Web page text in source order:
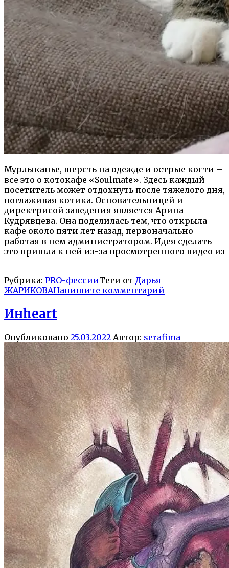
Мурлыканье, шерсть на одежде и острые когти –
все это о котокафе «Soulmate». Здесь каждый
посетитель может отдохнуть после тяжелого дня,
поглаживая котика. Основательницей и
директрисой заведения является Арина
Кудрявцева. Она поделилась тем, что открыла
кафе около пяти лет назад, первоначально
работая в нем администратором. Идея сделать
это пришла к ней из-за просмотренного видео из
Рубрика: PRO-фессииТеги от Дарья
ЖАРИКОВАНапишите комментарий
Инheart
Опубликовано 25.03.2022 Автор: serafima